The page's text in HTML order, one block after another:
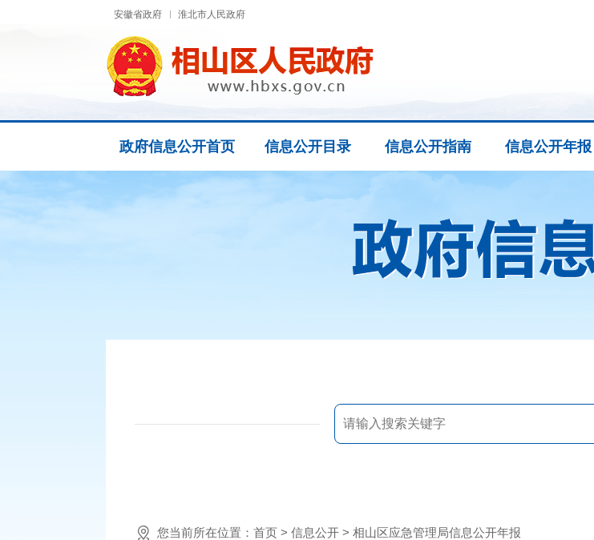
安徽省政府 淮北市人民政府
政府信息公开首页 信息公开目录 信息公开指南 信息公开年报
您当前所在位置： 首页 > 信息公开 > 相山区应急管理局信息公开年报